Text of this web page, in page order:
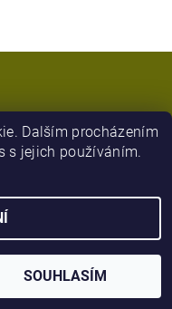
Dalším procházením
s jejich používáním.
SOUHLASÍM